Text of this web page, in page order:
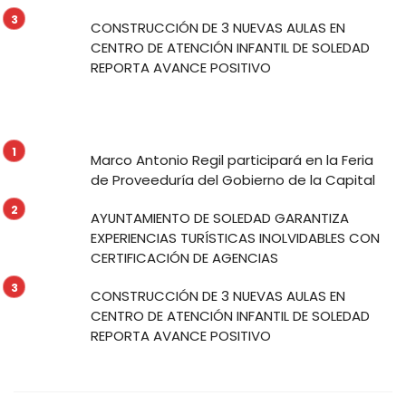
CONSTRUCCIÓN DE 3 NUEVAS AULAS EN
CENTRO DE ATENCIÓN INFANTIL DE SOLEDAD
REPORTA AVANCE POSITIVO
Marco Antonio Regil participará en la Feria
de Proveeduría del Gobierno de la Capital
AYUNTAMIENTO DE SOLEDAD GARANTIZA
EXPERIENCIAS TURÍSTICAS INOLVIDABLES CON
CERTIFICACIÓN DE AGENCIAS
CONSTRUCCIÓN DE 3 NUEVAS AULAS EN
CENTRO DE ATENCIÓN INFANTIL DE SOLEDAD
REPORTA AVANCE POSITIVO